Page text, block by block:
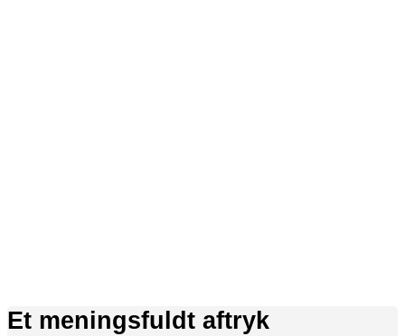
Et meningsfuldt aftryk